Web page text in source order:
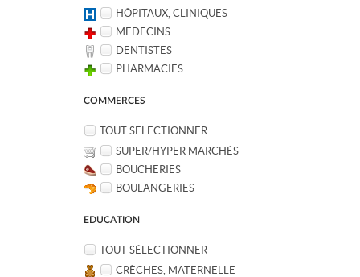
HÔPITAUX, CLINIQUES
MÉDECINS
DENTISTES
PHARMACIES
COMMERCES
TOUT SÉLECTIONNER
SUPER/HYPER MARCHÉS
BOUCHERIES
BOULANGERIES
EDUCATION
TOUT SÉLECTIONNER
CRÈCHES, MATERNELLE